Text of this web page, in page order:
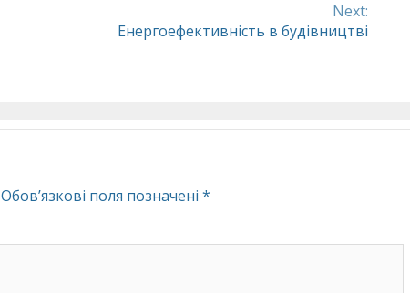
Next:
Енергоефективність в будівництві
Обов’язкові поля позначені *